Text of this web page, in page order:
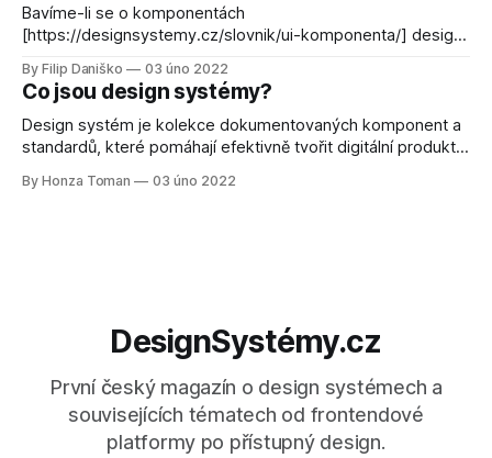
Bavíme-li se o komponentách
[https://designsystemy.cz/slovnik/ui-komponenta/] design
system/], napadnou vás asi převážně prvky jako tlačítka,
ikony a podobné. Design systémy však vývojářům mohou
nabídnout mnohem více. Podívejme se spolu na rychlý
přehled možných komponent, které ovlivňují layout a
By Filip Daniško 03 úno 2022
Co jsou design systémy?
Design systém je kolekce dokumentovaných komponent a
standardů, které pomáhají efektivně tvořit digitální produkty.
zaměřující se převážně na spolupráci mezi designéry a
By Honza Toman 03 úno 2022
DesignSystémy.cz
První český magazín o design systémech a
souvisejících tématech od frontendové
platformy po přístupný design.